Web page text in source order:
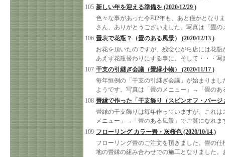
105 新しい年を迎える準備を (2020/12/29 )
色々な事があった令和2年も、あと僅かとなり
さん、ありがとうございました。写真は「畳
106 畳表で花瓶？（畳のある風景） (2020/12/13 )
お花を頂いたのですが、残念ながら店には花
あえず花瓶替わりにする事に。そして・・・
107 干支の引継ぎ会議（畳縁小物） (2020/11/17 )
毎年恒例の「干支の引継ぎ会議」が始まりま
ようです。写真は「畳のメニュー」→「畳のあ
108 畳縁で作った「干支飾り（スピンオフ・バージ
畳縁の干支飾りは毎年作っていますが、これ
メニュー」→「畳のある風景」でご覧になれま
109 フローリング カラー畳・灰桜色 (2020/10/14 )
フローリング畳のご注文を頂きました。畳の
地の畳縁の組み合わせでの施工となりました